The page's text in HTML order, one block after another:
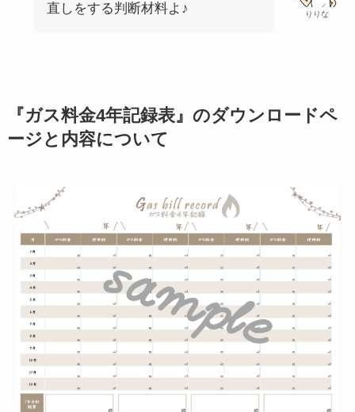
りりな
直しをする判断材料よ♪
『ガス料金4年記録表』のダウンロードペ
ージと内容について